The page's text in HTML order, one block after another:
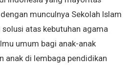
munculnya Sekolah Islam
atas kebutuhan agama
umum bagi anak-anak
anak di lembaga pendidikan